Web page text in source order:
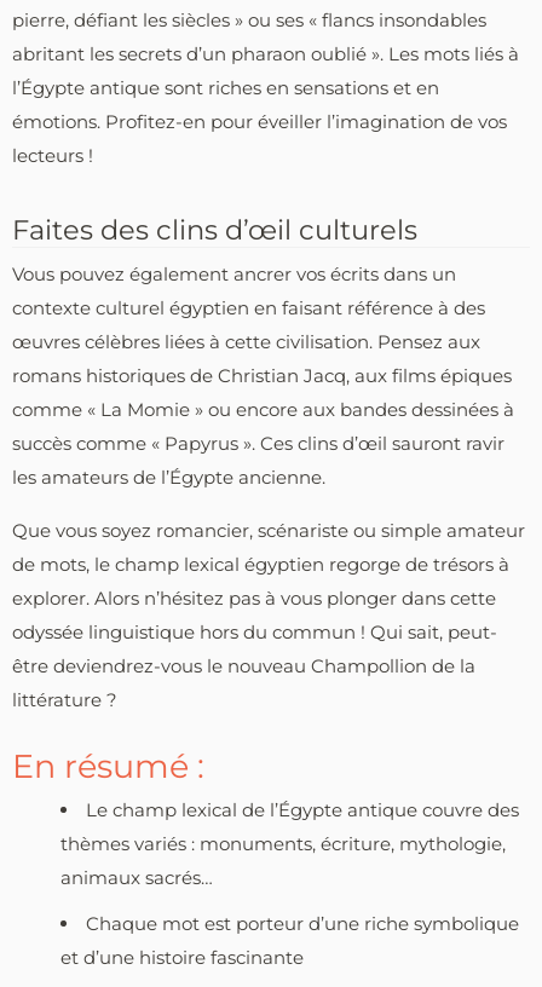
pierre, défiant les siècles » ou ses « flancs insondables
abritant les secrets d’un pharaon oublié ». Les mots liés à
l’Égypte antique sont riches en sensations et en
émotions. Profitez-en pour éveiller l’imagination de vos
lecteurs !
Faites des clins d’œil culturels
Vous pouvez également ancrer vos écrits dans un
contexte culturel égyptien en faisant référence à des
œuvres célèbres liées à cette civilisation. Pensez aux
romans historiques de Christian Jacq, aux films épiques
comme « La Momie » ou encore aux bandes dessinées à
succès comme « Papyrus ». Ces clins d’œil sauront ravir
les amateurs de l’Égypte ancienne.
Que vous soyez romancier, scénariste ou simple amateur
de mots, le champ lexical égyptien regorge de trésors à
explorer. Alors n’hésitez pas à vous plonger dans cette
odyssée linguistique hors du commun ! Qui sait, peut-
être deviendrez-vous le nouveau Champollion de la
littérature ?
En résumé :
Le champ lexical de l’Égypte antique couvre des
thèmes variés : monuments, écriture, mythologie,
animaux sacrés…
Chaque mot est porteur d’une riche symbolique
et d’une histoire fascinante